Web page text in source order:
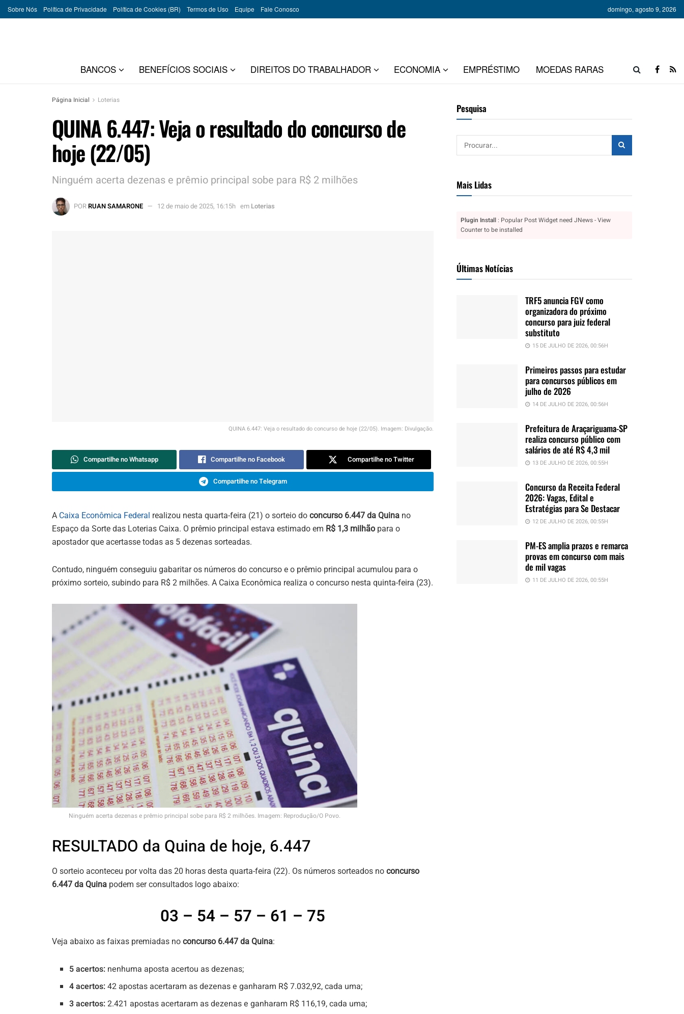
Sobre Nós Política de Privacidade Política de Cookies (BR) Termos de Uso Equipe Fale Conosco domingo, agosto 9, 2026
BANCOS BENEFÍCIOS SOCIAIS DIREITOS DO TRABALHADOR ECONOMIA EMPRÉSTIMO MOEDAS RARAS
Página Inicial Loterias
QUINA 6.447: Veja o resultado do concurso de
hoje (22/05)
Ninguém acerta dezenas e prêmio principal sobe para R$ 2 milhões
PORRUAN SAMARONE 12 de maio de 2025, 16:15h em Loterias
QUINA 6.447: Veja o resultado do concurso de hoje (22/05). Imagem: Divulgação.
Compartilhe no Whatsapp Compartilhe no Facebook Compartilhe no Twitter
Compartilhe no Telegram
A Caixa Econômica Federal realizou nesta quarta-feira (21) o sorteio do concurso 6.447 da Quina no
Espaço da Sorte das Loterias Caixa. O prêmio principal estava estimado em R$ 1,3 milhão para o
apostador que acertasse todas as 5 dezenas sorteadas.
Contudo, ninguém conseguiu gabaritar os números do concurso e o prêmio principal acumulou para o
próximo sorteio, subindo para R$ 2 milhões. A Caixa Econômica realiza o concurso nesta quinta-feira (23).
Ninguém acerta dezenas e prêmio principal sobe para R$ 2 milhões. Imagem: Reprodução/O Povo.
RESULTADO da Quina de hoje, 6.447
O sorteio aconteceu por volta das 20 horas desta quarta-feira (22). Os números sorteados no concurso
6.447 da Quina podem ser consultados logo abaixo:
03 – 54 – 57 – 61 – 75
Veja abaixo as faixas premiadas no concurso 6.447 da Quina:
5 acertos: nenhuma aposta acertou as dezenas;
4 acertos:42 apostas acertaram as dezenas e ganharam R$ 7.032,92, cada uma;
3 acertos:2.421 apostas acertaram as dezenas e ganharam R$ 116,19, cada uma;
Pesquisa
Mais Lidas
Plugin Install : Popular Post Widget need JNews - View
Counter to be installed
Últimas Notícias
TRF5 anuncia FGV como
organizadora do próximo
concurso para juiz federal
substituto
15 DE JULHO DE 2026, 00:56H
Primeiros passos para estudar
para concursos públicos em
julho de 2026
14 DE JULHO DE 2026, 00:56H
Prefeitura de Araçariguama-SP
realiza concurso público com
salários de até R$ 4,3 mil
13 DE JULHO DE 2026, 00:55H
Concurso da Receita Federal
2026: Vagas, Edital e
Estratégias para Se Destacar
12 DE JULHO DE 2026, 00:55H
PM-ES amplia prazos e remarca
provas em concurso com mais
de mil vagas
11 DE JULHO DE 2026, 00:55H